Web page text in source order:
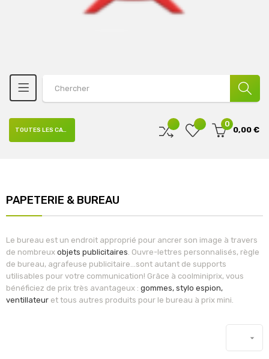
0
0,00 €
TOUTES LES CATÉGORIES
PAPETERIE & BUREAU
Le bureau est un endroit approprié pour ancrer son image à travers
de nombreux objets publicitaires . Ouvre-lettres personnalisés, règle
de bureau, agrafeuse publicitaire...sont autant de supports
utilisables pour votre communication! Grâce à coolminiprix, vous
bénéficiez de prix très avantageux : gommes, stylo espion,
ventillateur et tous autres produits pour le bureau à prix mini.
